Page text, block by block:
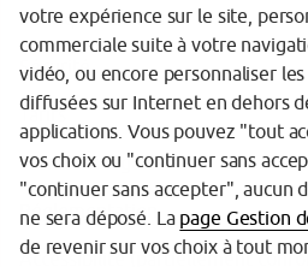
Politique cookies
Sécurité
Tarifs
Mentions légales
Réglementation
Accessibilité (partiellement
votre expérience sur le site,
commerciale suite à votre
vidéo, ou encore personnaliser
diffusées sur Internet en dehors
applications. Vous pouvez "tout
vos choix ou "continuer sans
"continuer sans accepter", aucun
ne sera déposé. La page Gestion
de revenir sur vos choix à tout